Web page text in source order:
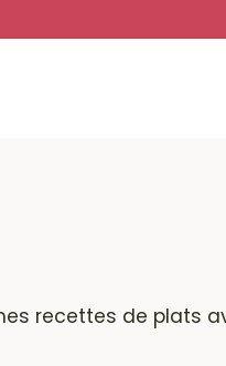
recettes de plats